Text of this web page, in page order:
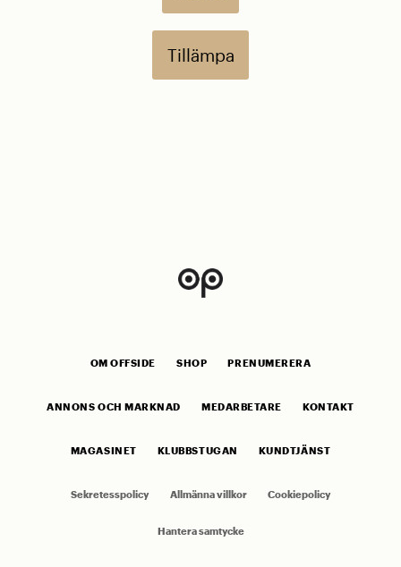
Tillämpa
OM OFFSIDE SHOP PRENUMERERA
ANNONS OCH MARKNAD MEDARBETARE KONTAKT
MAGASINET KLUBBSTUGAN KUNDTJÄNST
Sekretesspolicy Allmänna villkor Cookiepolicy
Hantera samtycke